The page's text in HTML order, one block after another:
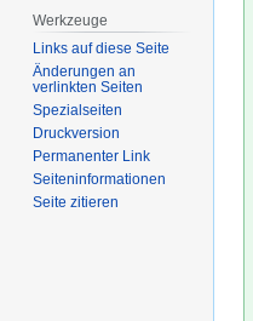
Werkzeuge
Links auf diese Seite
Änderungen an
verlinkten Seiten
Spezialseiten
Druckversion
Permanenter Link
Seiten­­informationen
Seite zitieren